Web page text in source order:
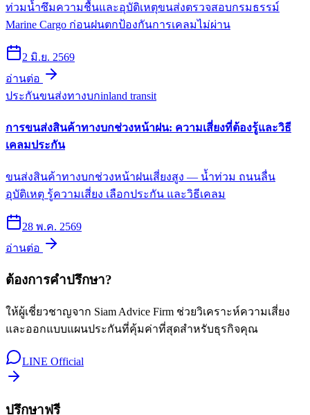
ท่วมน้ำซึมความชื้นและอุบัติเหตุขนส่งตรวจสอบกรมธรรม์
Marine Cargo ก่อนฝนตกป้องกันการเคลมไม่ผ่าน
2 มิ.ย. 2569
อ่านต่อ
ประกันขนส่งทางบกinland transit
การขนส่งสินค้าทางบกช่วงหน้าฝน: ความเสี่ยงที่ต้องรู้และวิธี
เคลมประกัน
ขนส่งสินค้าทางบกช่วงหน้าฝนเสี่ยงสูง — น้ำท่วม ถนนลื่น
อุบัติเหตุ รู้ความเสี่ยง เลือกประกัน และวิธีเคลม
28 พ.ค. 2569
อ่านต่อ
ต้องการคำปรึกษา?
ให้ผู้เชี่ยวชาญจาก Siam Advice Firm ช่วยวิเคราะห์ความเสี่ยง
และออกแบบแผนประกันที่คุ้มค่าที่สุดสำหรับธุรกิจคุณ
LINE Official
ปรึกษาฟรี